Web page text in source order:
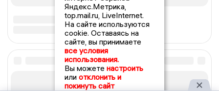
Яндекс.Метрика,
top.mail.ru, LiveInternet.
На сайте используются
cookie. Оставаясь на
сайте, вы принимаете
все условия
использования.
Вы можете настроить
или отклонить и
покинуть сайт